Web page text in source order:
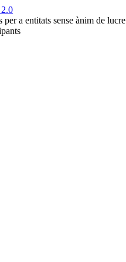
per a entitats sense ànim de lucre